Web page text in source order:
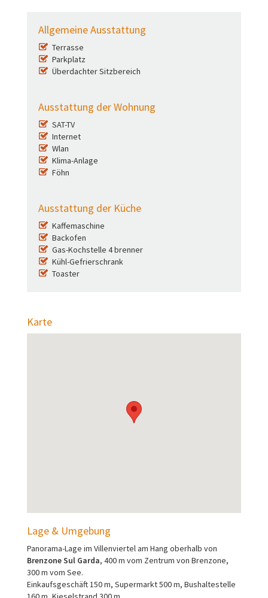
Allgemeine Ausstattung
Terrasse
Parkplatz
Überdachter Sitzbereich
Ausstattung der Wohnung
SAT-TV
Internet
Wlan
Klima-Anlage
Föhn
Ausstattung der Küche
Kaffemaschine
Backofen
Gas-Kochstelle 4 brenner
Kühl-Gefrierschrank
Toaster
Karte
Lage & Umgebung
Panorama-Lage im Villenviertel am Hang oberhalb von
Brenzone Sul Garda, 400 m vom Zentrum von Brenzone,
300 m vom See.
Einkaufsgeschäft 150 m, Supermarkt 500 m, Bushaltestelle